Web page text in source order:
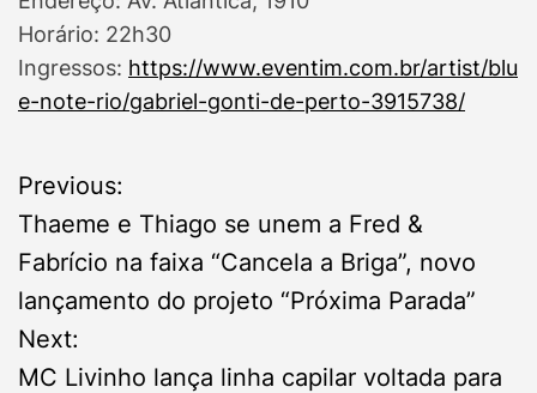
Horário: 22h30
Ingressos: https://www.eventim.com.br/artist/blu
e-note-rio/gabriel-gonti-de-perto-3915738/
P
o
s
t
Previous:
Thaeme e Thiago se unem a Fred &
Fabrício na faixa “Cancela a Briga”, novo
lançamento do projeto “Próxima Parada”
Next:
MC Livinho lança linha capilar voltada para